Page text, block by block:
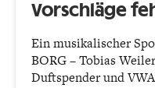
Vorschläge
Ein musikalischer
BORG – Tobias
Duftspender und